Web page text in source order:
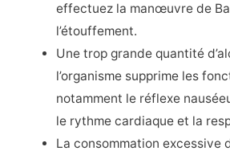
effectuez la manœuvre de
l’étouffement.
Une trop grande quantité
l’organisme supprime les
notamment le réflexe
le rythme cardiaque et la
La consommation excessive